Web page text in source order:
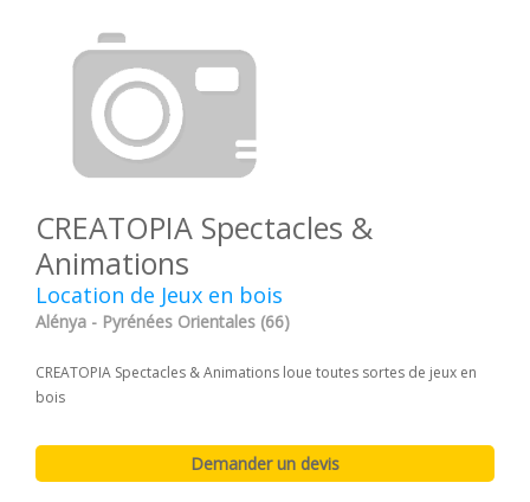
CREATOPIA Spectacles &
Animations
Location de Jeux en bois
Alénya - Pyrénées Orientales (66)
CREATOPIA Spectacles & Animations loue toutes sortes de jeux en
bois